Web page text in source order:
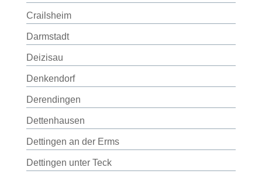
Crailsheim
Darmstadt
Deizisau
Denkendorf
Derendingen
Dettenhausen
Dettingen an der Erms
Dettingen unter Teck